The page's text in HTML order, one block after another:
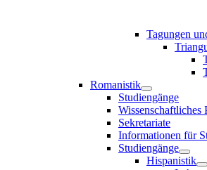
Tagungen
Romanistik
Studiengänge
Wissenschaftliches
Sekretariate
Informationen für
Studiengänge
Hispanistik